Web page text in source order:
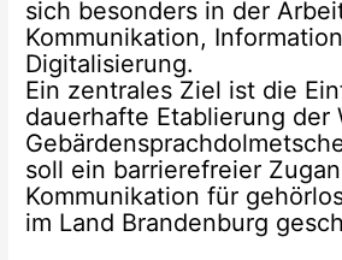
sich besonders in der
Kommunikation,
Digitalisierung.
Ein zentrales Ziel ist die
dauerhafte Etablierung der
soll ein barrierefreier
Kommunikation für
im Land Brandenburg